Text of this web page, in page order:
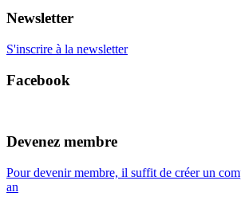
Newsletter
S'inscrire à la newsletter
Facebook
Devenez membre
Pour devenir membre, il suffit de créer un
an